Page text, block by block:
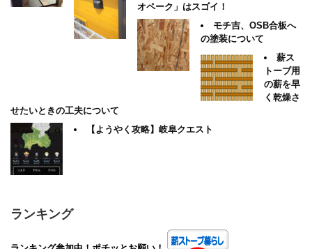
オペーク」はスゴイ！
モチ吉、OSB合板へ
の塗装について
薪ス
トーブ用
の薪を早
く乾燥さ
せたいときの工夫について
【ようやく攻略】岐阜クエスト
ランキング